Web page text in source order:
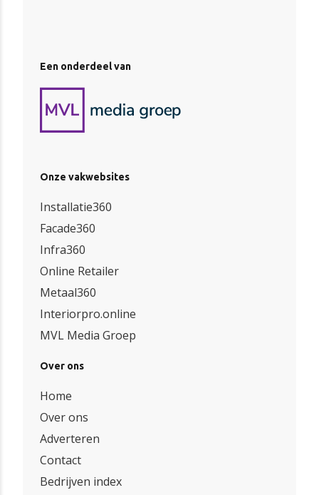
Een onderdeel van
Onze vakwebsites
Installatie360
Facade360
Infra360
Online Retailer
Metaal360
Interiorpro.online
MVL Media Groep
Over ons
Home
Over ons
Adverteren
Contact
Bedrijven index